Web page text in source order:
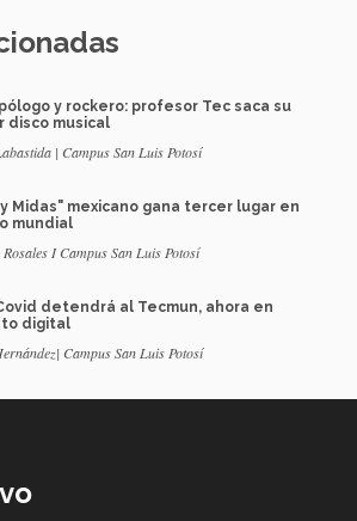
y rockero: profesor Tec saca su
disco musical
| Campus San Luis Potosí
Midas" mexicano gana tercer lugar en
mundial
I Campus San Luis Potosí
detendrá al Tecmun, ahora en
digital
Campus San Luis Potosí